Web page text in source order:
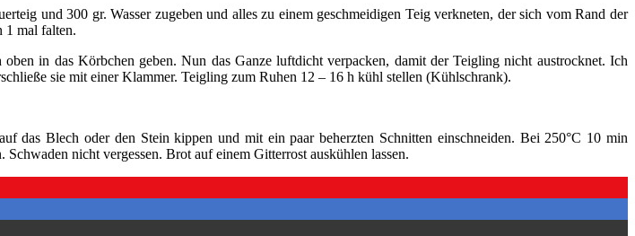
und 300 gr. Wasser zugeben und alles zu einem geschmeidigen Teig verkneten, der sich vom Rand der
1 mal falten.
in das Körbchen geben. Nun das Ganze luftdicht verpacken, damit der Teigling nicht austrocknet. Ich
sie mit einer Klammer. Teigling zum Ruhen 12 – 16 h kühl stellen (Kühlschrank).
Blech oder den Stein kippen und mit ein paar beherzten Schnitten einschneiden. Bei 250°C 10 min
nicht vergessen. Brot auf einem Gitterrost auskühlen lassen.